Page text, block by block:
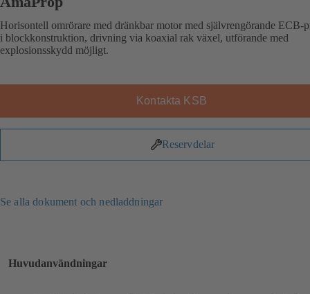
Horisontell omrörare med dränkbar motor med självrengörande ECB-
i blockkonstruktion, drivning via koaxial rak växel, utförande med
explosionsskydd möjligt.
Kontakta KSB
Reservdelar
Se alla dokument och nedladdningar
Huvudanvändningar